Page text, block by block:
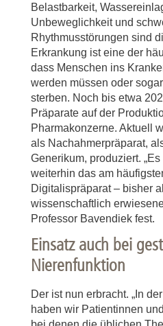
Belastbarkeit,
Unbeweglichkeit und
Rhythmusstörungen sind
Erkrankung ist eine der
dass Menschen ins
werden müssen oder
sterben. Noch bis etwa
Präparate auf der
Pharmakonzerne. Aktuell
als Nachahmerpräparat,
Generikum, produziert.
weiterhin das am
Digitalispräparat – bisher
wissenschaftlich
Professor Bavendiek fest.
Einsatz auch bei
Nierenfunktion
Der ist nun erbracht. „In
haben wir Patientinnen